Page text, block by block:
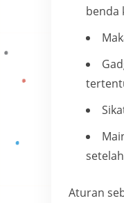
benda
Aturan